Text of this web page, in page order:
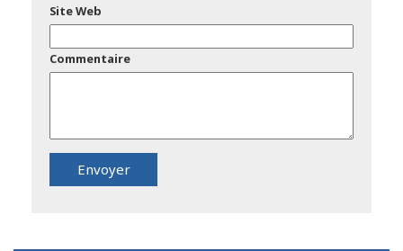
Site Web
Commentaire